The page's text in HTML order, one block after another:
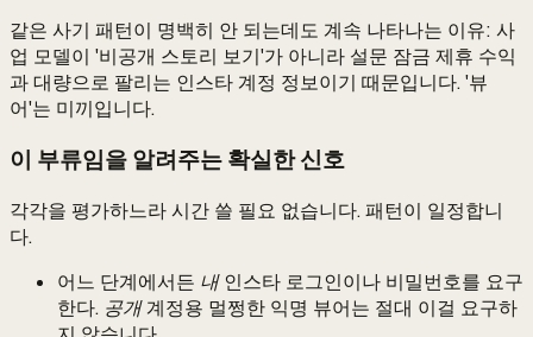
같은 사기 패턴이 명백히 안 되는데도 계속 나타나는 이유: 사
업 모델이 '비공개 스토리 보기'가 아니라 설문 잠금 제휴 수익
과 대량으로 팔리는 인스타 계정 정보이기 때문입니다. '뷰
어'는 미끼입니다.
이 부류임을 알려주는 확실한 신호
각각을 평가하느라 시간 쓸 필요 없습니다. 패턴이 일정합니
다.
어느 단계에서든 내인스타 로그인이나 비밀번호를 요구
한다. 공개계정용 멀쩡한 익명 뷰어는 절대 이걸 요구하